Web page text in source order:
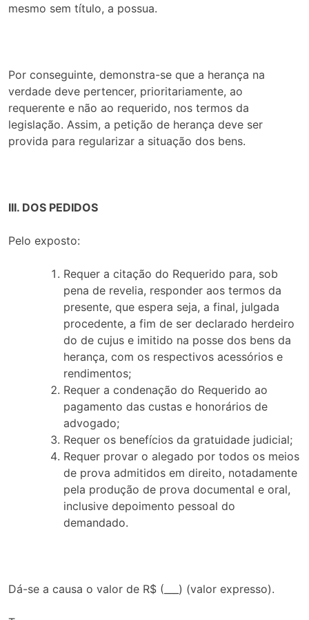
mesmo sem título, a possua.
Por conseguinte, demonstra-se que a herança na
verdade deve pertencer, prioritariamente, ao
requerente e não ao requerido, nos termos da
legislação. Assim, a petição de herança deve ser
provida para regularizar a situação dos bens.
III. DOS PEDIDOS
Pelo exposto:
Requer a citação do Requerido para, sob
pena de revelia, responder aos termos da
presente, que espera seja, a final, julgada
procedente, a fim de ser declarado herdeiro
do de cujus e imitido na posse dos bens da
herança, com os respectivos acessórios e
rendimentos;
Requer a condenação do Requerido ao
pagamento das custas e honorários de
advogado;
Requer os benefícios da gratuidade judicial;
Requer provar o alegado por todos os meios
de prova admitidos em direito, notadamente
pela produção de prova documental e oral,
inclusive depoimento pessoal do
demandado.
Dá-se a causa o valor de R$ (___) (valor expresso).